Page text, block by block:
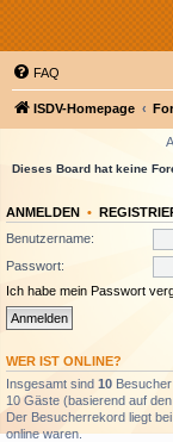
FAQ
ISDV-Homepage
Dieses Board hat keine
ANMELDEN •
Benutzername:
Passwort:
Ich habe mein Passwort
WER IST ONLINE?
Insgesamt sind 10
10 Gäste (basierend auf
Der Besucherrekord liegt bei
online waren.